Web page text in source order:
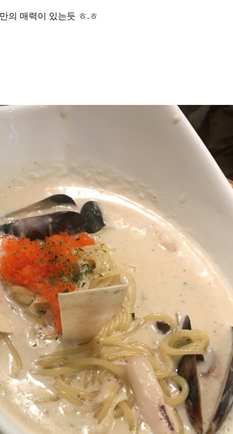
의 매력이 있는듯 ㅎ.ㅎ